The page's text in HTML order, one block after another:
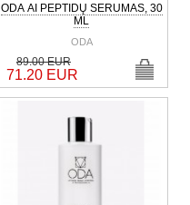
ODA AI PEPTIDŲ SERUMAS, 30
ML
ODA
89.00 EUR
71.20 EUR